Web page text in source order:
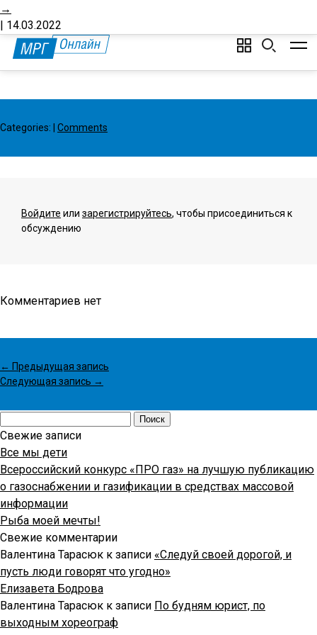
→
| 14.03.2022
Categories: Comments
Войдите или зарегистрируйтесь, чтобы присоединиться к
обсуждению
Комментариев нет
← Предыдущая запись
Следующая запись →
Свежие записи
Все мы дети
Всероссийский конкурс «ПРО газ» на лучшую публикацию
о газоснабжении и газификации в средствах массовой
информации
Рыба моей мечты!
Свежие комментарии
Валентина Тарасюк к записи «Следуй своей дорогой, и
пусть люди говорят что угодно»
Елизавета Бодрова
Валентина Тарасюк к записи По будням юрист, по
выходным хореограф